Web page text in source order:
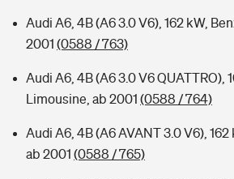
Audi A6, 4B (A6 3.0 V6), 162 kW,
2001 (0588 / 763)
Audi A6, 4B (A6 3.0 V6 QUATTRO),
Limousine, ab 2001 (0588 / 764)
Audi A6, 4B (A6 AVANT 3.0 V6), 162
ab 2001 (0588 / 765)